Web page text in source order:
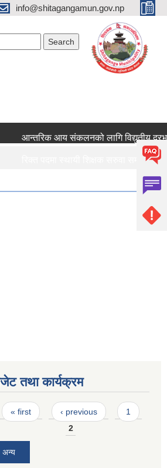
info@shitagangamun.gov.np
आन्तरिक आय संकलनको लागि विद्युतीय
रिक्त पदमा स्थायी शिक्षक सरुवा सम्बन्धमा ।।।
रिक्त पदमा स्थायी शिक्षक सरुवा सम्बन्धमा ।।।
तथा कार्यक्रम
« first ‹ previous
1
2
अन्य